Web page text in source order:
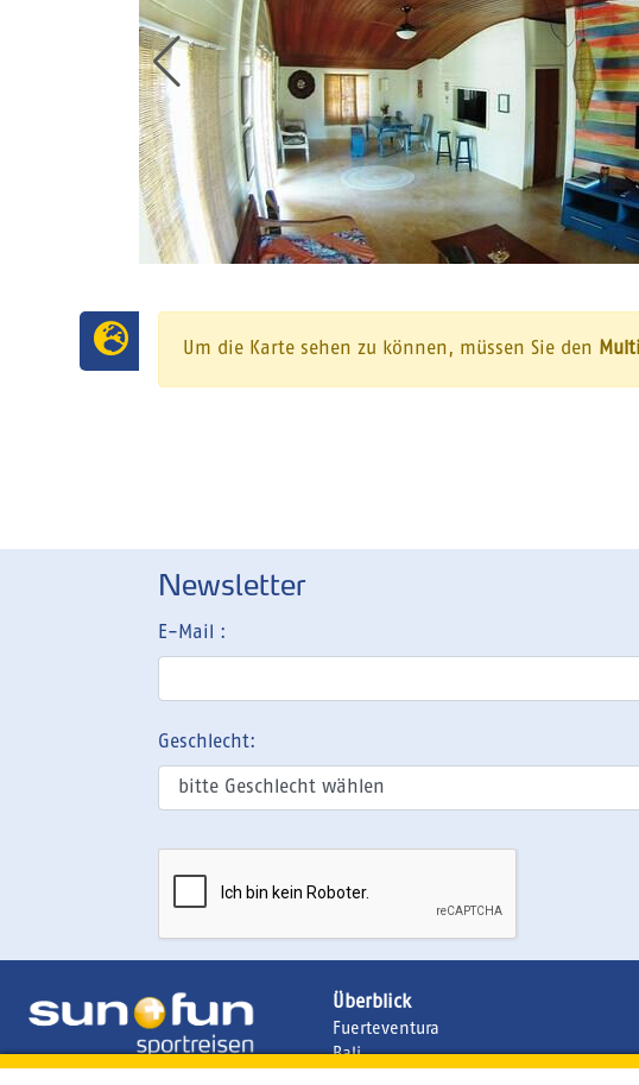
Um die Karte sehen zu können, müssen Sie den
Newsletter
E-Mail :
Geschlecht:
Überblick
Fuerteventura
Bali